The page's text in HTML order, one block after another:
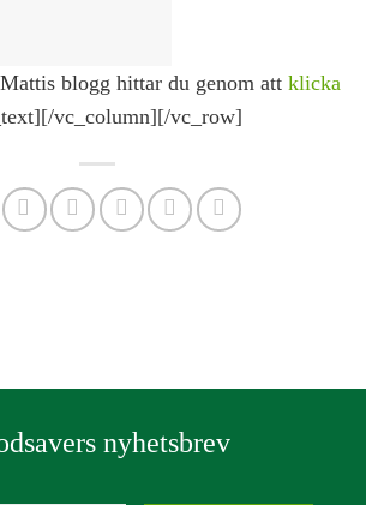
blogg hittar du genom att klicka
vc_column][/vc_row]
nyhetsbrev